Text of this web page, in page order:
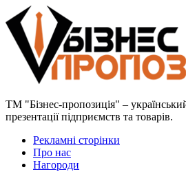
ТМ "Бізнес-пропозиція" –
презентації підприємств та товарів.
Рекламні сторінки
Про нас
Нагороди